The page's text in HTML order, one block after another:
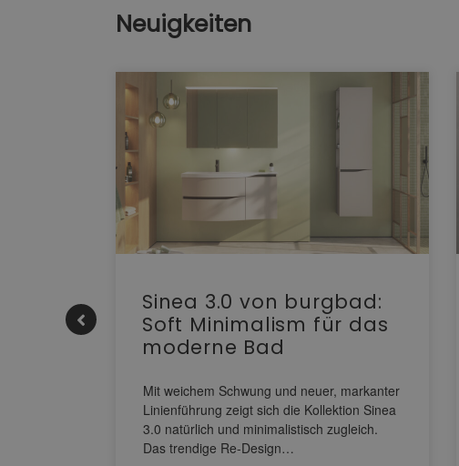
Neuigkeiten
Sinea 3.0 von burgbad:
Soft Minimalism für das
moderne Bad
Mit weichem Schwung und neuer, markanter
Linienführung zeigt sich die Kollektion Sinea
3.0 natürlich und minimalistisch zugleich.
Das trendige Re-Design…